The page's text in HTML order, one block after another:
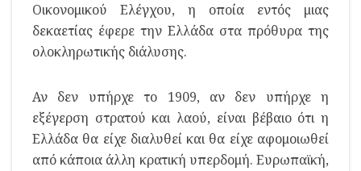
Οικονομικού Ελέγχου, η οποία εντός μιας
δεκαετίας έφερε την Ελλάδα στα πρόθυρα της
ολοκληρωτικής διάλυσης.
Αν δεν υπήρχε το 1909, αν δεν υπήρχε η
εξέγερση στρατού και λαού, είναι βέβαιο ότι η
Ελλάδα θα είχε διαλυθεί και θα είχε αφομοιωθεί
από κάποια άλλη κρατική υπερδομή. Ευρωπαϊκή,